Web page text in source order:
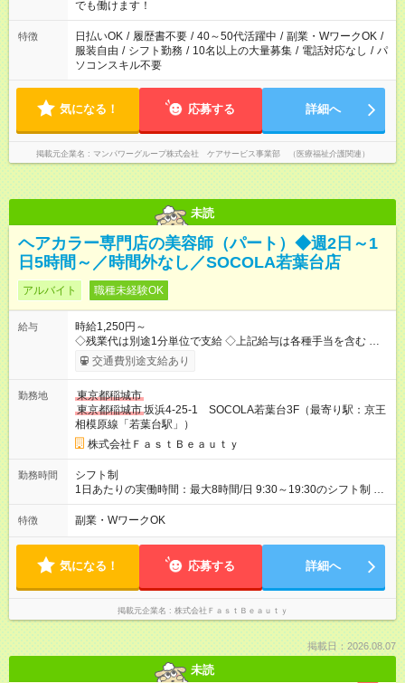
となります ※労働者派遣法（日雇い派遣の原則禁止）により、
短時間・短期間の就業はご案内が難しい場合があります
でも働けます！
特徴 日払いOK / 履歴書不要 / 40～50代活躍中 / 副業・WワークOK /
服装自由 / シフト勤務 / 10名以上の大量募集 / 電話対応なし / パ
ソコンスキル不要
気になる！ 応募する 詳細へ
掲載元企業名 マンパワーグループ株式会社 ケアサービス事業部 （医療福祉介護関連）
未読
ヘアカラー専門店の美容師（パート）◆週2日～1
日5時間～／時間外なし／SOCOLA若葉台店
アルバイト 職種未経験OK
給与
時給1,250円～
◇残業代は別途1分単位で支給 ◇上記給与は各種手当を含む ◇毎
月インセンティブポイント付与 ・店舗売上や入客人数などに応
じてインセンティブポイントを付与 ・ポイントは6ヶ月に一度引
理美容師手当あり 研修期間6ヶ月間は以下給与のみ変更あり 時
給1230円 ※交通費支給（～500円/日） ※給与に関しては2025年
度の最低賃金を反映済み ※各都道府県の施行月より適応、入社
時期によっては変動の可能性あり 詳細は、採用担当へお問い合
わせください 【試用期間】試用期間なし
交通費別途支給あり
勤務地
東京都稲城市
東京都稲城市坂浜4-25-1 SOCOLA若葉台3F（最寄り駅：京王
相模原線「若葉台駅」）
株式会社ＦａｓｔＢｅａｕｔｙ
勤務時間
シフト制
1日あたりの実働時間：最大8時間/日 9:30～19:30のシフト制 週
2日～、1日5時間～OK シフトはご希望を伺いながら相談のうえ
決定します 扶養内勤務・ダブルワークOK
特徴 副業・WワークOK
気になる！ 応募する 詳細へ
掲載元企業名 株式会社ＦａｓｔＢｅａｕｔｙ
掲載日：2026.08.07
未読